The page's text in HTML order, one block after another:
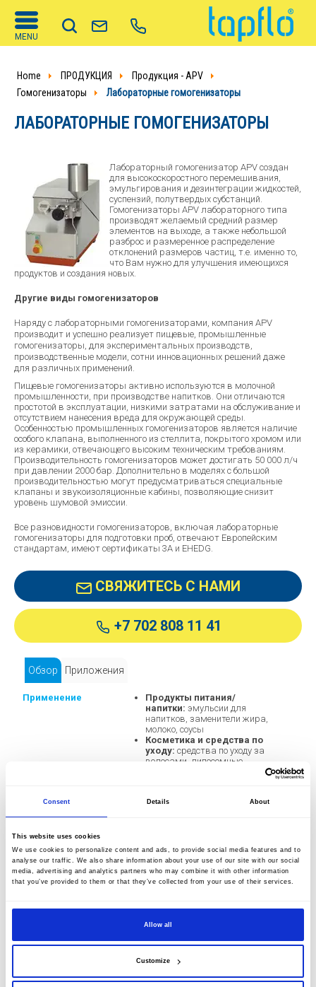
Consent Details About
This website uses cookies
We use cookies to personalize content and ads, to provide social media features and to
analyse our traffic. We also share information about your use of our site with our social
media, advertising and analytics partners who may combine it with other information
that you’ve provided to them or that they’ve collected from your use of their services.
Allow all
Customize
MENU
Home ПРОДУКЦИЯ
Продукция - APV
Гомогенизаторы
Лабораторные гомогенизаторы
ЛАБОРАТОРНЫЕ ГОМОГЕНИЗАТОРЫ
Лабораторный гомогенизатор APV создан
для высокоскоростного перемешивания,
эмульгирования и дезинтеграции жидкостей,
суспензий, полутвердых субстанций.
Гомогенизаторы APV лабораторного типа
производят желаемый средний размер
элементов на выходе, а также небольшой
разброс и размеренное распределение
отклонений размеров частиц, т.е. именно то,
что Вам нужно для улучшения имеющихся
продуктов и создания новых.
Другие виды гомогенизаторов
Наряду с лабораторными гомогенизаторами, компания APV
производит и успешно реализует пищевые, промышленные
гомогенизаторы, для экспериментальных производств,
производственные модели, сотни инновационных решений даже
для различных применений.
Пищевые гомогенизаторы активно используются в молочной
промышленности, при производстве напитков. Они отличаются
простотой в эксплуатации, низкими затратами на обслуживание и
отсутствием нанесения вреда для окружающей среды.
Особенностью промышленных гомогенизаторов является наличие
особого клапана, выполненного из стеллита, покрытого хромом или
из керамики, отвечающего высоким техническим требованиям.
Производительность гомогенизаторов может достигать 50 000 л/ч
при давлении 2000 бар. Дополнительно в моделях с большой
производительностью могут предусматриваться специальные
клапаны и звукоизоляционные кабины, позволяющие снизит
уровень шумовой эмиссии.
Все разновидности гомогенизаторов, включая лабораторные
гомогенизаторы для подготовки проб, отвечают Европейским
стандартам, имеют сертификаты 3А и EHEDG.
СВЯЖИТЕСЬ С НАМИ
+7 702 808 11 41
Обзор Приложения
Применение
Продукты питания/
напитки: эмульсии для
напитков, заменители жира,
молоко, соусы
Косметика и средства по
уходу: средства по уходу за
волосами, липосомные
биотехнологии:
распад клеток,
промышленность:чернила,
пигментное рассеивание,
силиконовые эмульсии,
специальные краски и покрытия
APV-1000: 1,000 бар
APV-2000: 2,000 бар
д x ш x в (мм): 818 x 370 x 620
Опции
Предлагаемый двухступенчатый